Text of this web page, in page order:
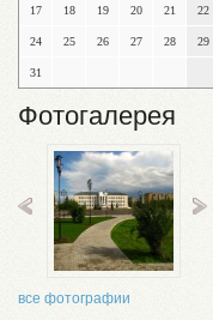
17 18 19 20 21 22
24 25 26 27 28 29
31
Фотогалерея
все фотографии